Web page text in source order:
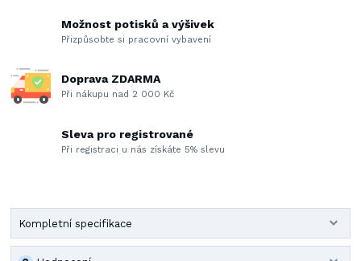
Možnost potisků a výšivek
Přizpůsobte si pracovní vybavení
Doprava ZDARMA
Při nákupu nad 2 000 Kč
Sleva pro registrované
Při registraci u nás získáte 5% slevu
Kompletní specifikace